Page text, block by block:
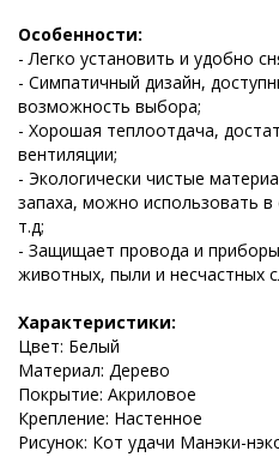
Особенности:
- Легко установить и удобно
- Симпатичный дизайн,
возможность выбора;
- Хорошая теплоотдача,
вентиляции;
- Экологически чистые
запаха, можно использовать
т.д;
- Защищает провода и
животных, пыли и несчастных
Характеристики:
Цвет: Белый
Материал: Дерево
Покрытие: Акриловое
Крепление: Настенное
Рисунок: Кот удачи Манэки-